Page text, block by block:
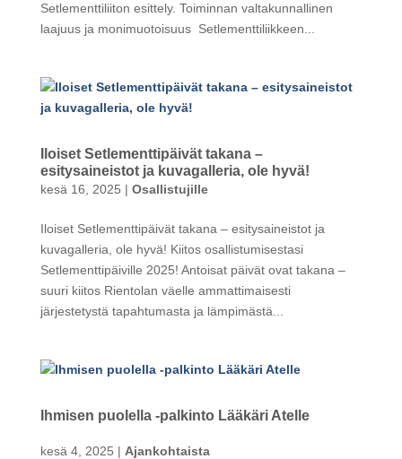
Setlementtiliiton esittely. Toiminnan valtakunnallinen
laajuus ja monimuotoisuus Setlementtiliikkeen...
Iloiset Setlementtipäivät takana –
esitysaineistot ja kuvagalleria, ole hyvä!
kesä 16, 2025 | Osallistujille
Iloiset Setlementtipäivät takana – esitysaineistot ja
kuvagalleria, ole hyvä! Kiitos osallistumisestasi
Setlementtipäiville 2025! Antoisat päivät ovat takana –
suuri kiitos Rientolan väelle ammattimaisesti
järjestetystä tapahtumasta ja lämpimästä...
Ihmisen puolella -palkinto Lääkäri Atelle
kesä 4, 2025 | Ajankohtaista